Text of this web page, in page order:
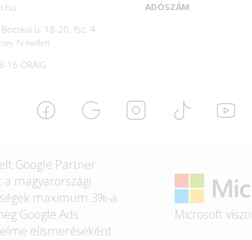
u. 18-20. fsz. 4.
TV mellett
16 ÓRÁIG
ADÓSZÁM
Google Partner
a magyarországi
maximum 3%-a
Google Ads
elismeréseként.
Microsoft